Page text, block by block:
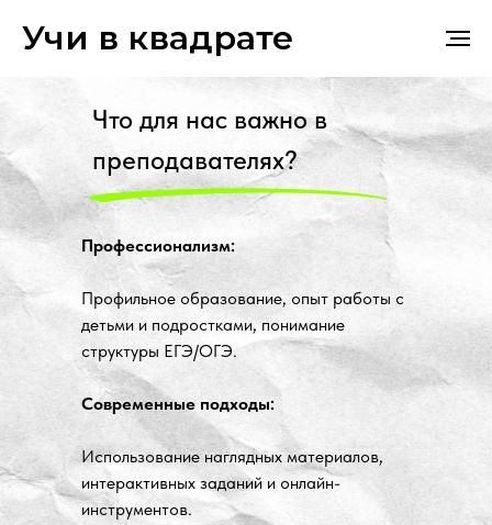
Учи в квадрате
Профессионализм:
Профильное образование, опыт работы с
детьми и подростками, понимание
структуры ЕГЭ/ОГЭ.
Современные подходы:
Использование наглядных материалов,
интерактивных заданий и онлайн-
инструментов.
Что для нас важно в
преподавателях?